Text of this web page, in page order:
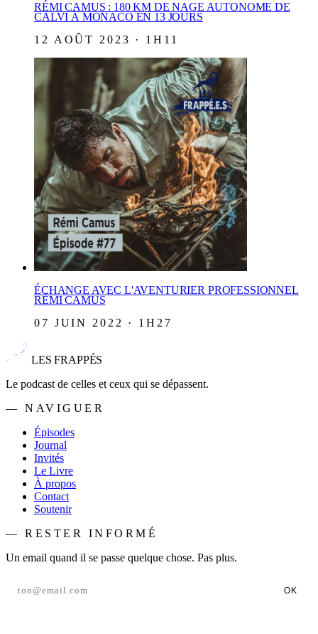
RÉMI CAMUS : 180 KM DE NAGE AUTONOME DE
CALVI À MONACO EN 13 JOURS
12 AOÛT 2023 · 1H11
ÉCHANGE AVEC L'AVENTURIER PROFESSIONNEL
RÉMI CAMUS
07 JUIN 2022 · 1H27
LES FRAPPÉS
Le podcast de celles et ceux qui se dépassent.
— NAVIGUER
Épisodes
Journal
Invités
Le Livre
À propos
Contact
Soutenir
— RESTER INFORMÉ
Un email quand il se passe quelque chose. Pas plus.
OK